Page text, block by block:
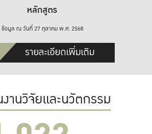
หลักสูตร
ข้อมูล ณ วันที่ 27 ตุลาคม พ.ศ. 2568
รายละเอียดเพิ่มเติม
านวิจัยและนวัตกรรม